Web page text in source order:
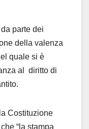
parte dei
della valenza
quale si è
al diritto di
Costituzione
“la stampa